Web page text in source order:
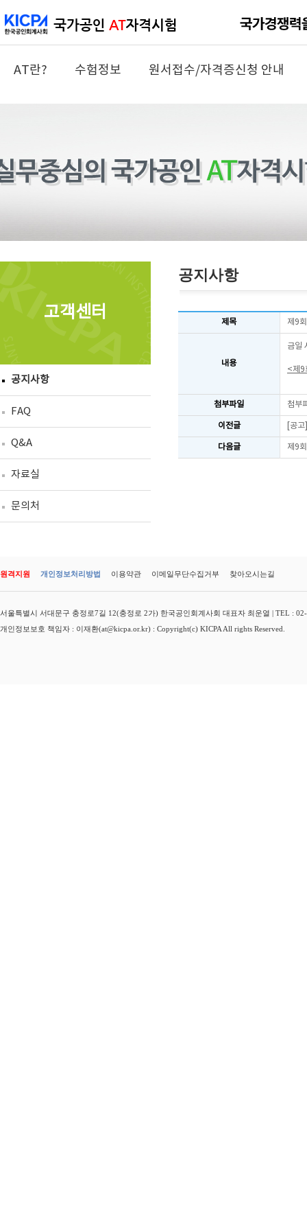
AT란? 수험정보 원서접수/자격증신청 안내
고객센터
공지사항
FAQ
Q&A
자료실
문의처
공지사항
제목 제9
내용
금일
<제9
첨부파일 첨부
이전글 [공
다음글 제9
원격지원 개인정보처리방법 이용약관 이메일무단수집거부 찾아오시는길
서울특별시 서대문구 충정로7길 12(충정로 2가) 한국공인회계사회 대표자 최운열 | TEL :
개인정보보호 책임자 : 이재환(at@kicpa.or.kr) : Copyright(c) KICPA All rights Reserved.